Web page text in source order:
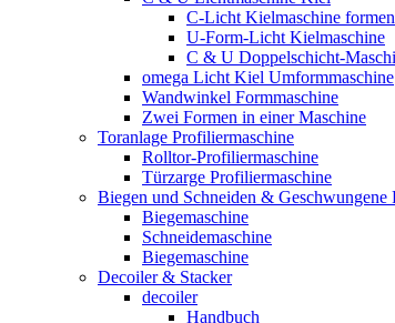
C-Licht Kielmaschine formen
U-Form-Licht Kielmaschine
C & U Doppelschicht-
omega Licht Kiel Umformmaschine
Wandwinkel Formmaschine
Zwei Formen in einer Maschine
Toranlage Profiliermaschine
Rolltor-Profiliermaschine
Türzarge Profiliermaschine
Biegen und Schneiden & Geschwungene
Biegemaschine
Schneidemaschine
Biegemaschine
Decoiler & Stacker
decoiler
Handbuch